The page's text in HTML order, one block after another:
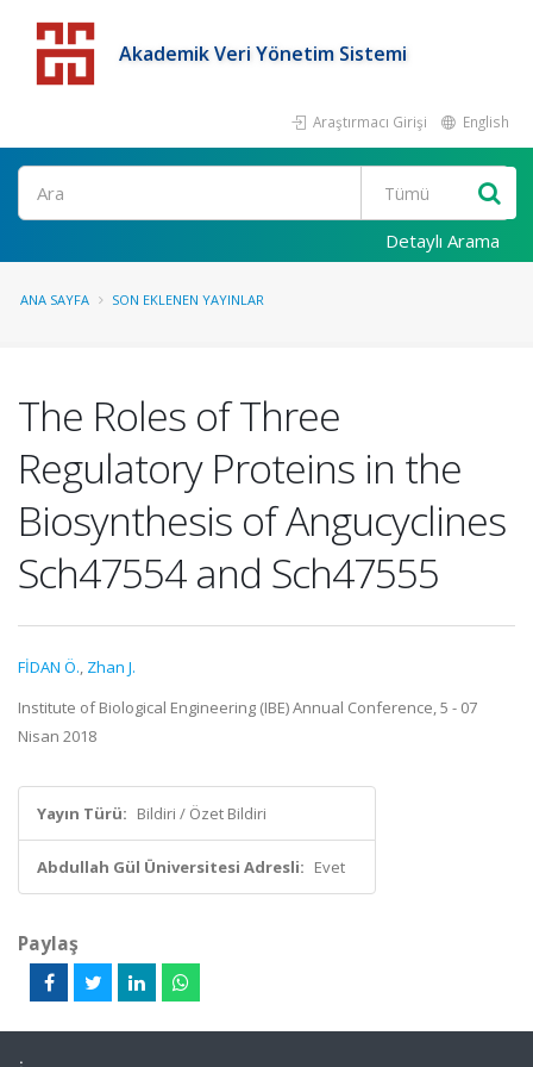
Akademik Veri Yönetim Sistemi
Araştırmacı Girişi English
Detaylı Arama
ANA SAYFA SON EKLENEN YAYINLAR
The Roles of Three
Regulatory Proteins in the
Biosynthesis of Angucyclines
Sch47554 and Sch47555
FİDAN Ö., Zhan J.
Institute of Biological Engineering (IBE) Annual Conference, 5 - 07
Nisan 2018
Yayın Türü: Bildiri / Özet Bildiri
Abdullah Gül Üniversitesi Adresli: Evet
Paylaş